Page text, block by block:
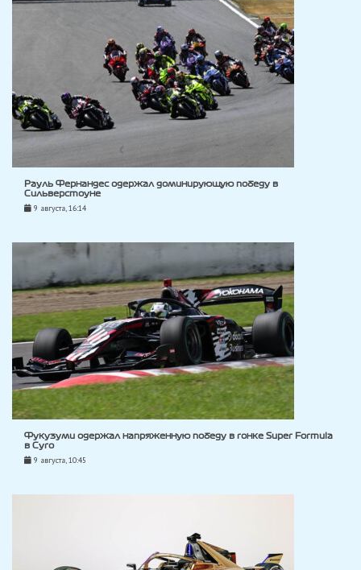
Рауль Фернандес одержал доминирующую победу в
Сильверстоуне
9 августа, 16:14
Фукузуми одержал напряженную победу в гонке Super Formula
в Суго
9 августа, 10:45